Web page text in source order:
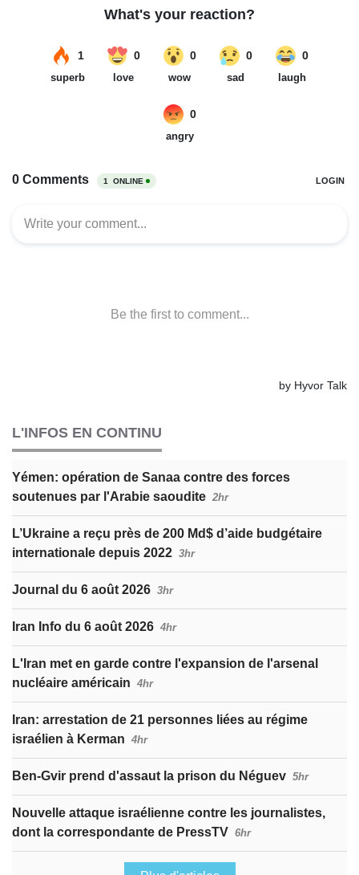
L'INFOS EN CONTINU
Yémen: opération de Sanaa contre des forces
soutenues par l'Arabie saoudite 2hr
L’Ukraine a reçu près de 200 Md$ d’aide budgétaire
internationale depuis 2022 3hr
Journal du 6 août 2026 3hr
Iran Info du 6 août 2026 4hr
L'Iran met en garde contre l'expansion de l'arsenal
nucléaire américain 4hr
Iran: arrestation de 21 personnes liées au régime
israélien à Kerman 4hr
Ben-Gvir prend d'assaut la prison du Néguev 5hr
Nouvelle attaque israélienne contre les journalistes,
dont la correspondante de PressTV 6hr